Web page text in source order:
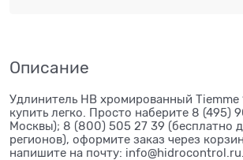
Описание
Удлинитель НВ хромированный Tiemme
купить легко. Просто наберите 8 (495)
Москвы); 8 (800) 505 27 39 (бесплатно
регионов), оформите заказ через
напишите на почту: info@hidrocontrol.ru.